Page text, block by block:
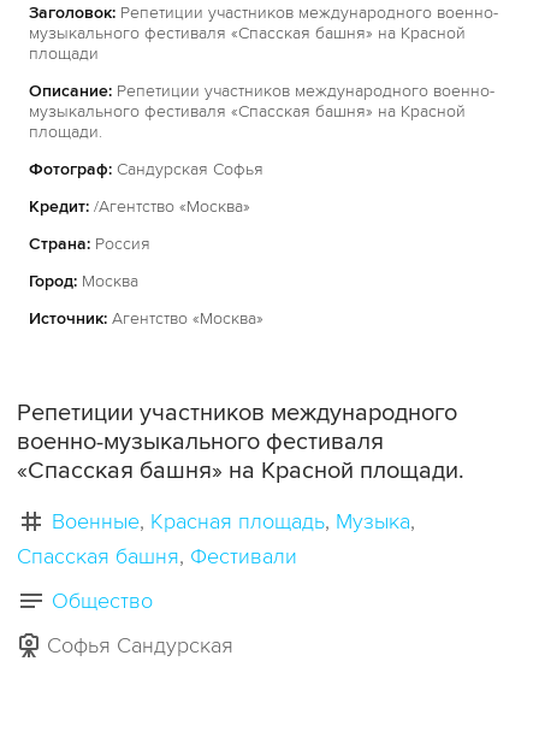
Заголовок: Репетиции участников международного военно-
музыкального фестиваля «Спасская башня» на Красной
площади
Описание: Репетиции участников международного военно-
музыкального фестиваля «Спасская башня» на Красной
площади.
Фотограф: Сандурская Софья
Кредит: /Агентство «Москва»
Страна: Россия
Город: Москва
Источник: Агентство «Москва»
Репетиции участников международного
военно-музыкального фестиваля
«Спасская башня» на Красной площади.
Военные Красная площадь Музыка
Спасская башня Фестивали
Общество
Софья Сандурская